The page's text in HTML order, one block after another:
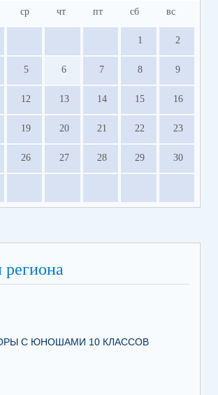
ср чт пт сб вс
1 2
5 6 7 8 9
12 13 14 15 16
19 20 21 22 23
26 27 28 29 30
С ЮНОШАМИ 10 КЛАССОВ